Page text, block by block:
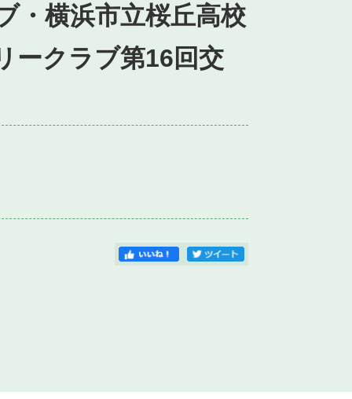
・横浜市立桜丘高校
ークラブ第16回交